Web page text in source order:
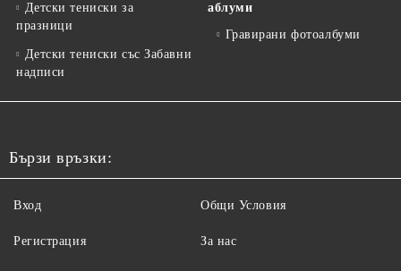
Детски тениски за
празници
Детски тениски със Забавни
надписи
аблуми
Гравирани фотоалбуми
Бързи връзки:
Вход
Регистрация
Общи Условия
За нас